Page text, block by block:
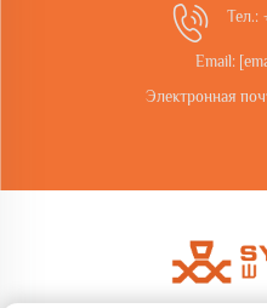
Тел.:
Email:
Электронная